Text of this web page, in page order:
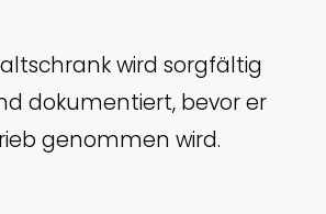
wird sorgfältig
dokumentiert, bevor er
genommen wird.